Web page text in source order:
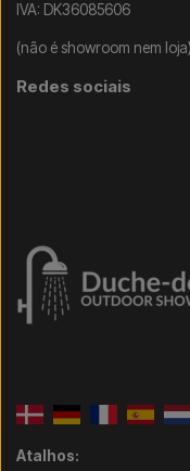
IVA: DK36085606
(não é showroom nem loja)
Redes sociais
Atalhos: